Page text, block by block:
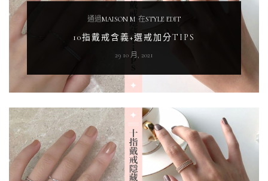
通過MAISON M 在STYLE EDIT
10指戴戒含義+選戒加分TIPS
29 10 月, 2021